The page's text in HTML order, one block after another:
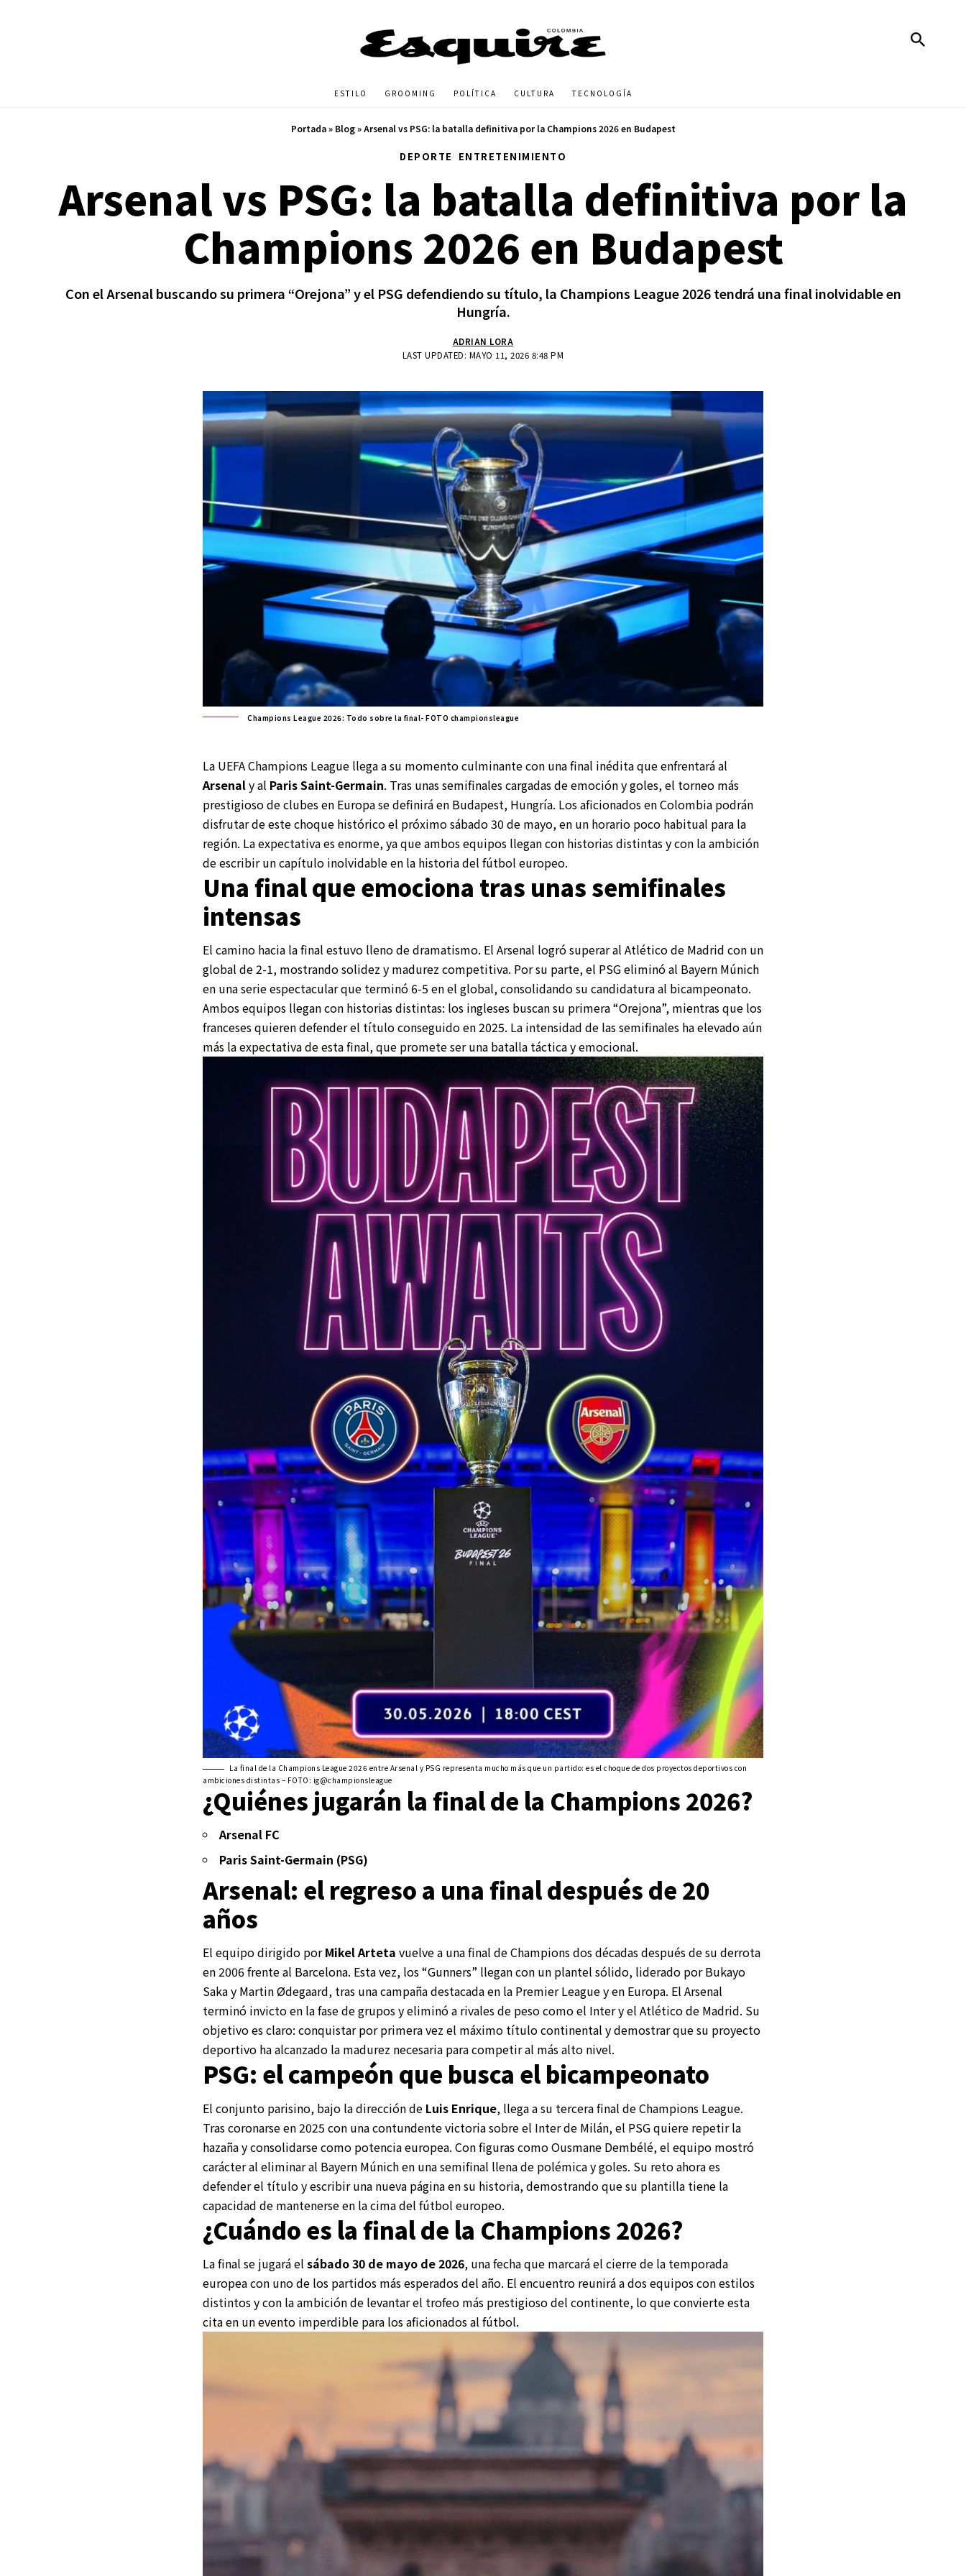
ESTILO GROOMING POLÍTICA CULTURA TECNOLOGÍA
Portada» Blog»Arsenal vs PSG: la batalla definitiva por la Champions 2026 en Budapest
DEPORTE ENTRETENIMIENTO
Arsenal vs PSG: la batalla definitiva por la
Champions 2026 en Budapest
Con el Arsenal buscando su primera “Orejona” y el PSG defendiendo su título, la Champions League 2026 tendrá una final inolvidable en
Hungría.
LAST UPDATED: MAYO 11, 2026 8:48 PM
ADRIAN LORA
Champions League 2026: Todo sobre la final- FOTO championsleague
La UEFA Champions League llega a su momento culminante con una final inédita que enfrentará al
Arsenaly al Paris Saint-Germain. Tras unas semifinales cargadas de emoción y goles, el torneo más
prestigioso de clubes en Europa se definirá en Budapest, Hungría. Los aficionados en Colombia podrán
disfrutar de este choque histórico el próximo sábado 30 de mayo, en un horario poco habitual para la
región. La expectativa es enorme, ya que ambos equipos llegan con historias distintas y con la ambición
de escribir un capítulo inolvidable en la historia del fútbol europeo.
Una final que emociona tras unas semifinales
intensas
El camino hacia la final estuvo lleno de dramatismo. El Arsenal logró superar al Atlético de Madrid con un
global de 2-1, mostrando solidez y madurez competitiva. Por su parte, el PSG eliminó al Bayern Múnich
en una serie espectacular que terminó 6-5 en el global, consolidando su candidatura al bicampeonato.
Ambos equipos llegan con historias distintas: los ingleses buscan su primera “Orejona”, mientras que los
franceses quieren defender el título conseguido en 2025. La intensidad de las semifinales ha elevado aún
más la expectativa de esta final, que promete ser una batalla táctica y emocional.
La final de la Champions League 2026 entre Arsenal y PSG representa mucho más que un partido: es el choque de dos proyectos deportivos con
ambiciones distintas – FOTO: ig@championsleague
¿Quiénes jugarán la final de la Champions 2026?
Arsenal FC
Paris Saint-Germain (PSG)
Arsenal: el regreso a una final después de 20
años
El equipo dirigido porMikel Arteta vuelve a una final de Champions dos décadas después de su derrota
en 2006 frente al Barcelona. Esta vez, los “Gunners” llegan con un plantel sólido, liderado por Bukayo
Saka y Martin Ødegaard, tras una campaña destacada en la Premier League y en Europa. El Arsenal
terminó invicto en la fase de grupos y eliminó a rivales de peso como el Inter y el Atlético de Madrid. Su
objetivo es claro: conquistar por primera vez el máximo título continental y demostrar que su proyecto
deportivo ha alcanzado la madurez necesaria para competir al más alto nivel.
PSG: el campeón que busca el bicampeonato
El conjunto parisino, bajo la dirección de Luis Enrique, llega a su tercera final de Champions League.
Tras coronarse en 2025 con una contundente victoria sobre el Inter de Milán, el PSG quiere repetir la
hazaña y consolidarse como potencia europea. Con figuras como Ousmane Dembélé, el equipo mostró
carácter al eliminar al Bayern Múnich en una semifinal llena de polémica y goles. Su reto ahora es
defender el título y escribir una nueva página en su historia, demostrando que su plantilla tiene la
capacidad de mantenerse en la cima del fútbol europeo.
¿Cuándo es la final de la Champions 2026?
La final se jugará el sábado 30 de mayo de 2026, una fecha que marcará el cierre de la temporada
europea con uno de los partidos más esperados del año. El encuentro reunirá a dos equipos con estilos
distintos y con la ambición de levantar el trofeo más prestigioso del continente, lo que convierte esta
cita en un evento imperdible para los aficionados al fútbol.